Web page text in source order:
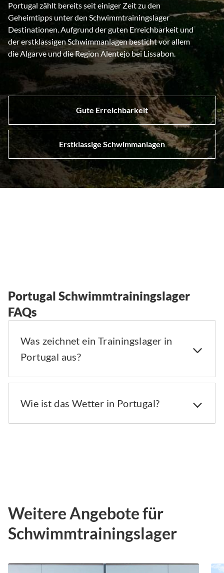
Portugal zählt bereits seit einiger Zeit zu den
Geheimtipps unter den Schwimmtrainingslager
Destinationen. Aufgrund der guten Erreichbarkeit und
der erstklassigen Schwimmanlagen besticht vor allem
die Algarve und die Region Alentejo bei Lissabon.
Gute Erreichbarkeit
Erstklassige Schwimmanlagen
Portugal Schwimmtrainingslager
FAQs
Was zeichnet ein Trainingslager in
Portugal aus?
Wie ist das Wetter in Portugal?
Weitere Angebote für
Schwimmtrainingslager